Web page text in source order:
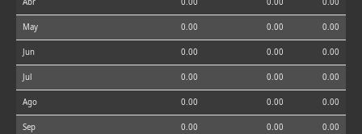
Abr 0.00 0.00 0.00
May 0.00 0.00 0.00
Jun 0.00 0.00 0.00
Jul 0.00 0.00 0.00
Ago 0.00 0.00 0.00
Sep 0.00 0.00 0.00